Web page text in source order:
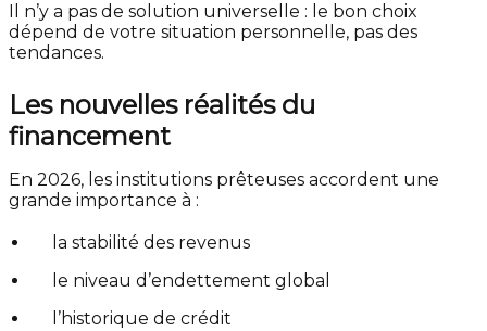
Il n’y a pas de solution universelle : le bon choix
dépend de votre situation personnelle, pas des
tendances.
Les nouvelles réalités du
financement
En 2026, les institutions prêteuses accordent une
grande importance à :
la stabilité des revenus
le niveau d’endettement global
l’historique de crédit